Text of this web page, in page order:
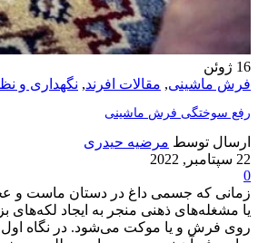
16 ژوئن
فرش ماشینی, مقالات افرند, نگهداری و
رفع سوختگی فرش ماشینی
ارسال توسط مرضیه حیدری
22 سپتامبر, 2022
0
زمانی که جسمی داغ در دستان ماست و
یا مشغله‌های ذهنی منجر به ایجاد
روی فرش و یا موکت می‌شود. در نگاه